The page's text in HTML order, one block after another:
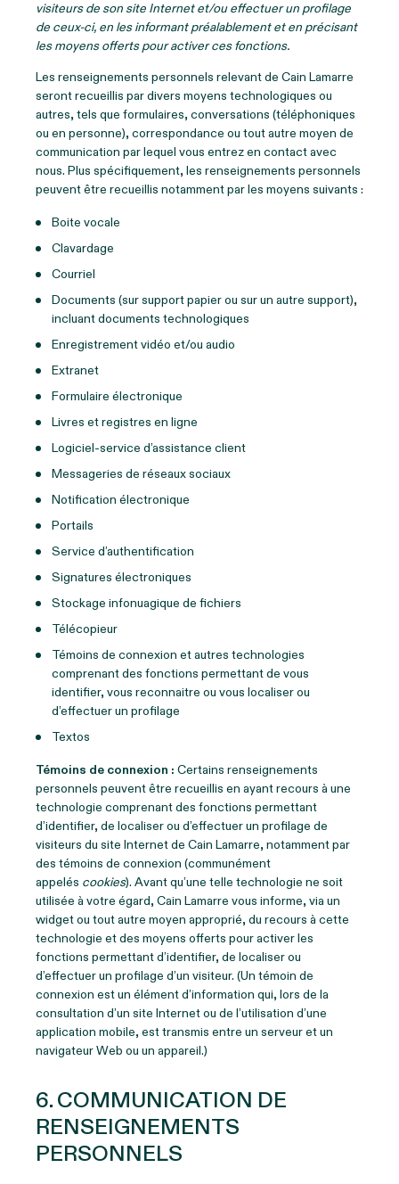
visiteurs de son site Internet et/ou effectuer un profilage
de ceux-ci, en les informant préalablement et en précisant
les moyens offerts pour activer ces fonctions.
Les renseignements personnels relevant de Cain Lamarre
seront recueillis par divers moyens technologiques ou
autres, tels que formulaires, conversations (téléphoniques
ou en personne), correspondance ou tout autre moyen de
communication par lequel vous entrez en contact avec
nous. Plus spécifiquement, les renseignements personnels
peuvent être recueillis notamment par les moyens suivants :
Boite vocale
Clavardage
Courriel
Documents (sur support papier ou sur un autre support),
incluant documents technologiques
Enregistrement vidéo et/ou audio
Extranet
Formulaire électronique
Livres et registres en ligne
Logiciel-service d’assistance client
Messageries de réseaux sociaux
Notification électronique
Portails
Service d’authentification
Signatures électroniques
Stockage infonuagique de fichiers
Télécopieur
Témoins de connexion et autres technologies
comprenant des fonctions permettant de vous
identifier, vous reconnaitre ou vous localiser ou
d’effectuer un profilage
Textos
Témoins de connexion : Certains renseignements
personnels peuvent être recueillis en ayant recours à une
technologie comprenant des fonctions permettant
d’identifier, de localiser ou d’effectuer un profilage de
visiteurs du site Internet de Cain Lamarre, notamment par
des témoins de connexion (communément
appelés cookies). Avant qu’une telle technologie ne soit
utilisée à votre égard, Cain Lamarre vous informe, via un
widget ou tout autre moyen approprié, du recours à cette
technologie et des moyens offerts pour activer les
fonctions permettant d’identifier, de localiser ou
d’effectuer un profilage d’un visiteur. (Un témoin de
connexion est un élément d’information qui, lors de la
consultation d’un site Internet ou de l’utilisation d’une
application mobile, est transmis entre un serveur et un
navigateur Web ou un appareil.)
6. COMMUNICATION DE
RENSEIGNEMENTS
PERSONNELS